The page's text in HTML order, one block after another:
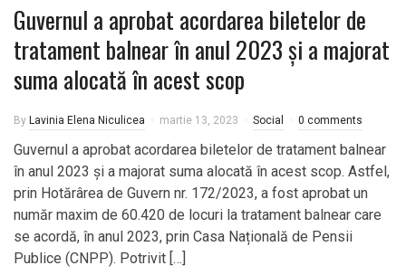
Guvernul a aprobat acordarea biletelor de
tratament balnear în anul 2023 și a majorat
suma alocată în acest scop
By Lavinia Elena Niculicea martie 13, 2023 Social 0 comments
Guvernul a aprobat acordarea biletelor de tratament balnear
în anul 2023 și a majorat suma alocată în acest scop. Astfel,
prin Hotărârea de Guvern nr. 172/2023, a fost aprobat un
număr maxim de 60.420 de locuri la tratament balnear care
se acordă, în anul 2023, prin Casa Națională de Pensii
Publice (CNPP). Potrivit […]